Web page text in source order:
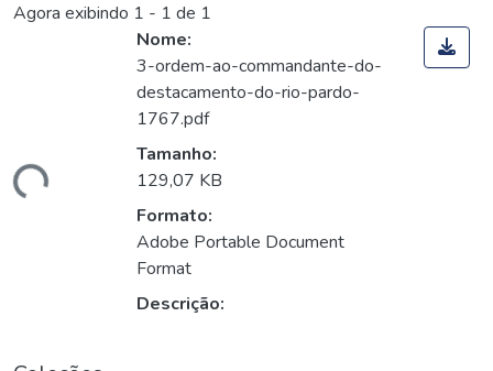
Agora exibindo 1 - 1 de 1
Nome:
3-ordem-ao-commandante-do-
destacamento-do-rio-pardo-
1767.pdf
Tamanho:
129,07 KB
Formato:
Adobe Portable Document
Format
Descrição: